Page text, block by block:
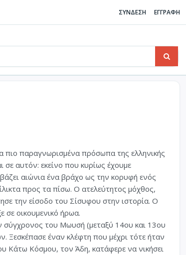
ΣΥΝΔΕΣΗ ΕΓΓΡΑΦΗ
πιο παραγνωρισμένα πρόσωπα της ελληνικής
σε αυτόν: εκείνο που κυρίως έχουμε
αιώνια ένα βράχο ως την κορυφή ενός
προς τα πίσω. Ο ατελεύτητος μόχθος,
την είσοδο του Σίσυφου στην ιστορία. Ο
σε οικουμενικό ήρωα.
σύγχρονος του Μωυσή (μεταξύ 14ου και 13ου
έναν κλέφτη που μέχρι τότε ήταν
Κάτω Κόσμου, τον Άδη, κατάφερε να νικήσει